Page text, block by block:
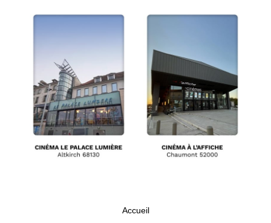
Accueil